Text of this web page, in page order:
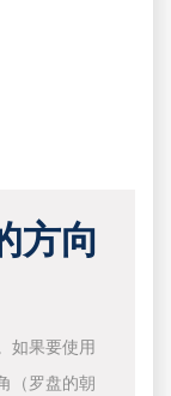
方向
如果要使用
（罗盘的朝